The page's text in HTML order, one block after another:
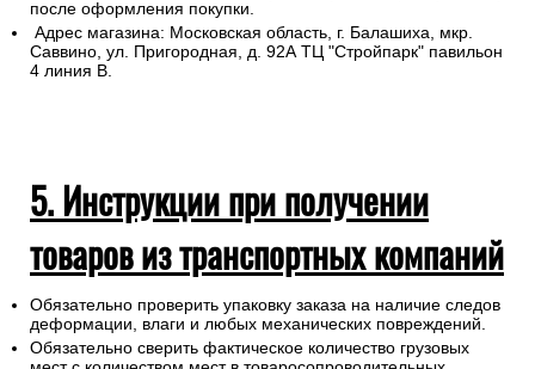
после оформления покупки.
Адрес магазина: Московская область, г. Балашиха, мкр.
Саввино, ул. Пригородная, д. 92А ТЦ "Стройпарк" павильон
4 линия В.
5. Инструкции при получении
товаров из транспортных компаний
Обязательно проверить упаковку заказа на наличие следов
деформации, влаги и любых механических повреждений.
Обязательно сверить фактическое количество грузовых